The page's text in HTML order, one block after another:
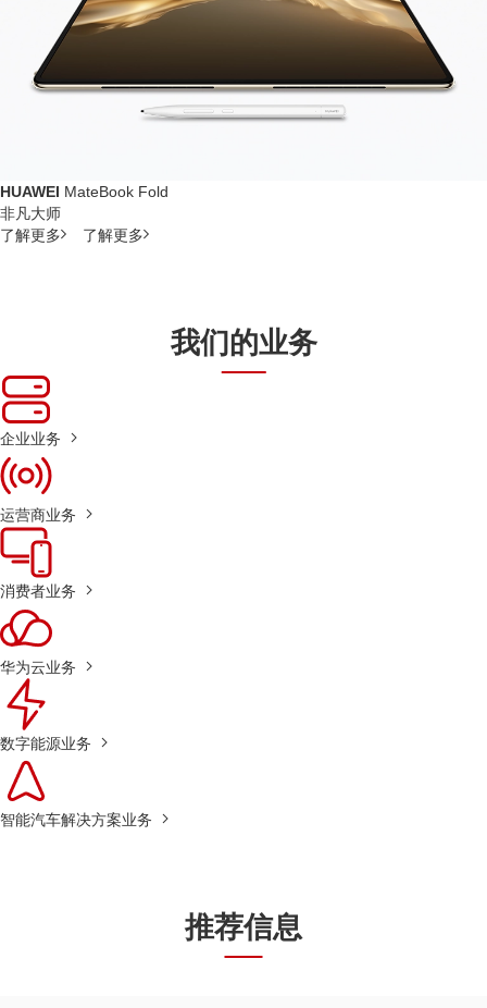
HUAWEI MateBook Fold
非凡大师
了解更多
了解更多
我们的业务
企业业务
运营商业务
消费者业务
华为云业务
数字能源业务
智能汽车解决方案业务
推荐信息